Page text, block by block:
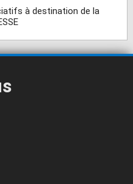
à destination de la